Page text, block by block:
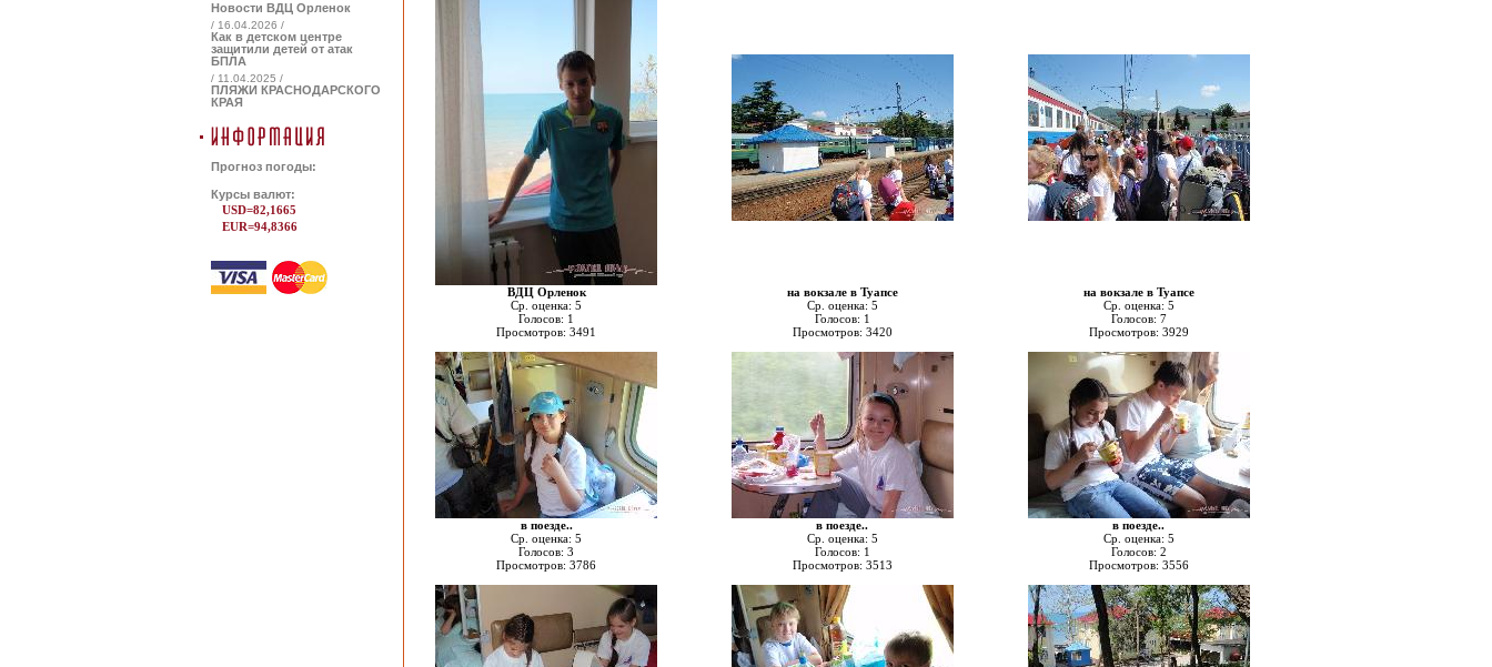
Новости ВДЦ Орленок
/ 16.04.2026 /
Как в детском центре
защитили детей от атак
БПЛА
/ 11.04.2025 /
ПЛЯЖИ КРАСНОДАРСКОГО
КРАЯ
Прогноз погоды:
Курсы валют:
USD=82,1665
EUR=94,8366
ВДЦ Орленок
Ср. оценка: 5
Голосов: 1
Просмотров: 3491
на вокзале в Туапсе
Ср. оценка: 5
Голосов: 1
Просмотров: 3420
на вокзале в Туапсе
Ср. оценка: 5
Голосов: 7
Просмотров: 3929
в поезде..
Ср. оценка: 5
Голосов: 3
Просмотров: 3786
в поезде..
Ср. оценка: 5
Голосов: 1
Просмотров: 3513
в поезде..
Ср. оценка: 5
Голосов: 2
Просмотров: 3556